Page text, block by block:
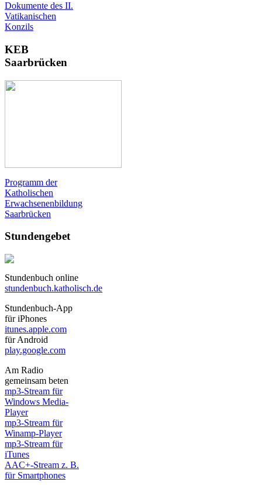
Dokumente des II.
Vatikanischen
Konzils
KEB
Saarbrücken
Programm der
Katholischen
Erwachsenenbildung
Saarbrücken
Stundengebet
Stundenbuch online
stundenbuch.katholisch.de
Stundenbuch-App
für iPhones
itunes.apple.com
für Android
play.google.com
Am Radio
gemeinsam beten
mp3-Stream für
Windows Media-
Player
mp3-Stream für
Winamp-Player
mp3-Stream für
iTunes
AAC+-Stream z. B.
für Smartphones